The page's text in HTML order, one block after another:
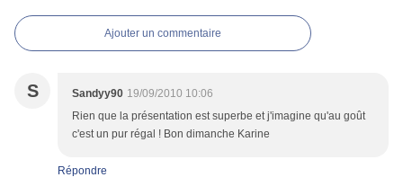
Ajouter un commentaire
S Sandyy90 19/09/2010 10:06
Rien que la présentation est superbe et j'imagine qu'au goût
c'est un pur régal ! Bon dimanche Karine
Répondre